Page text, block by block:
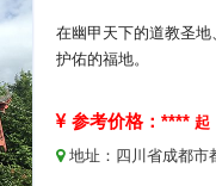
在幽甲天下的道教圣
护佑的福地。
参考价格：**** 起
地址： 四川省成都市